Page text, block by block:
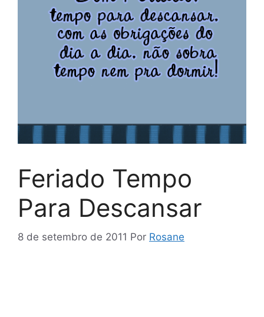
Feriado Tempo
Para Descansar
8 de setembro de 2011 Por Rosane